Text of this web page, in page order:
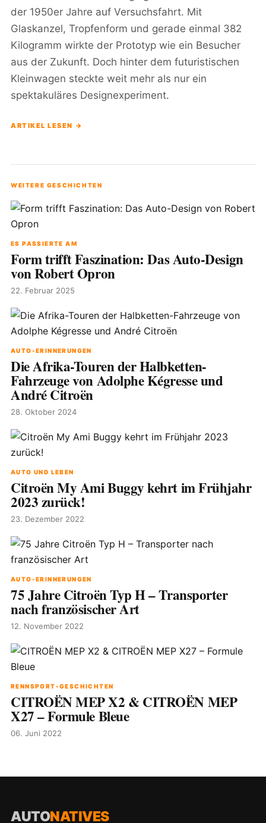
der 1950er Jahre auf Versuchsfahrt. Mit
Glaskanzel, Tropfenform und gerade einmal 382
Kilogramm wirkte der Prototyp wie ein Besucher
aus der Zukunft. Doch hinter dem futuristischen
Kleinwagen steckte weit mehr als nur ein
spektakuläres Designexperiment.
ARTIKEL LESEN →
WEITERE GESCHICHTEN
ES PASSIERTE AM
Form trifft Faszination: Das Auto-Design
von Robert Opron
22. Februar 2025
AUTO-ERINNERUNGEN
Die Afrika-Touren der Halbketten-
Fahrzeuge von Adolphe Kégresse und
André Citroën
28. Oktober 2024
AUTO UND LEBEN
Citroën My Ami Buggy kehrt im Frühjahr
2023 zurück!
23. Dezember 2022
AUTO-ERINNERUNGEN
75 Jahre Citroën Typ H – Transporter
nach französischer Art
12. November 2022
RENNSPORT-GESCHICHTEN
CITROËN MEP X2 & CITROËN MEP
X27 – Formule Bleue
06. Juni 2022
AUTONATIVES